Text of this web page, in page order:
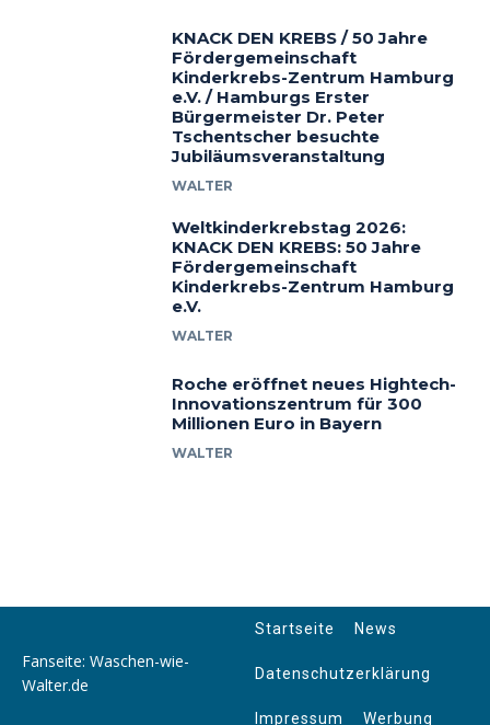
KNACK DEN KREBS / 50 Jahre
Fördergemeinschaft
Kinderkrebs-Zentrum Hamburg
e.V. / Hamburgs Erster
Bürgermeister Dr. Peter
Tschentscher besuchte
Jubiläumsveranstaltung
WALTER
Weltkinderkrebstag 2026:
KNACK DEN KREBS: 50 Jahre
Fördergemeinschaft
Kinderkrebs-Zentrum Hamburg
e.V.
WALTER
Roche eröffnet neues Hightech-
Innovationszentrum für 300
Millionen Euro in Bayern
WALTER
Fanseite: Waschen-wie-
Walter.de
Startseite News
Datenschutzerklärung
Impressum Werbung